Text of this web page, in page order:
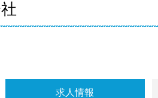
求人情報